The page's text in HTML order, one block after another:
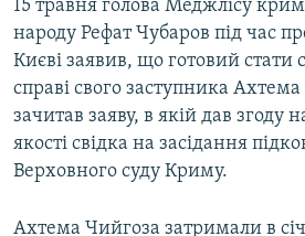
15 травня голова Меджлісу
народу Рефат Чубаров під час
Києві заявив, що готовий стати
справі свого заступника
зачитав заяву, в якій дав згоду
якості свідка на засідання
Верховного суду Криму.
Ахтема Чийгоза затримали в